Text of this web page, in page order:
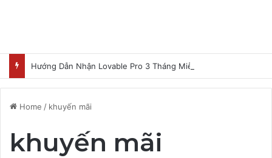
Hướng Dẫn Nhận Lovable Pro 3 Tháng Miễn Phí
Home / khuyến mãi
khuyến mãi